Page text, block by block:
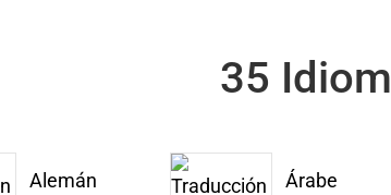
35
Alemán Árabe